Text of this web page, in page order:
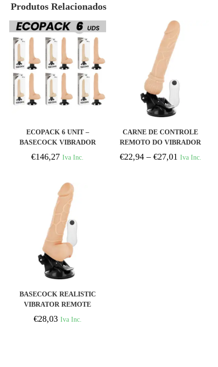
Produtos Relacionados
ECOPACK 6 UNIT –
BASECOCK VIBRADOR
REALÍSTICO 2-1
NATURAL 18.5 CM -O- 4
€146,27 Iva Inc.
CARNE DE CONTROLE
REMOTO DO VIBRADOR
REALÍSTICO BASECOCK
19,5 CM
€22,94 – €27,01 Iva Inc.
BASECOCK REALISTIC
VIBRATOR REMOTE
CONTROL NATURAL
19.5 CM
€28,03 Iva Inc.